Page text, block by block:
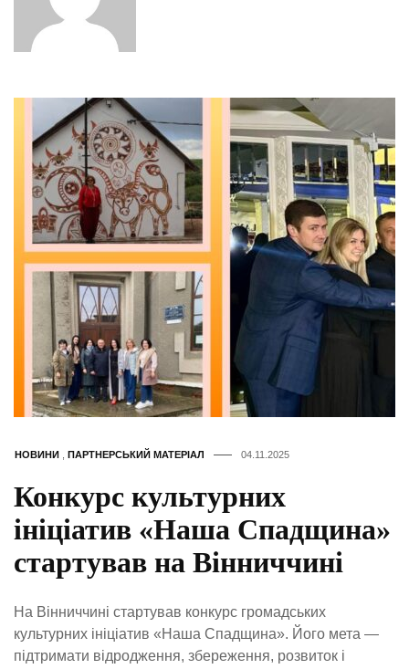
НОВИНИ ПАРТНЕРСЬКИЙ МАТЕРІАЛ 04.11.2025
Конкурс культурних
ініціатив «Наша Спадщина»
стартував на Вінниччині
На Вінниччині стартував конкурс громадських
культурних ініціатив «Наша Спадщина». Його мета —
підтримати відродження, збереження, розвиток і